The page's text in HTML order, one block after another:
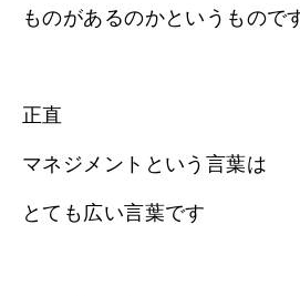
ものがあるのかというもので
正直
マネジメントという言葉は
とても広い言葉です